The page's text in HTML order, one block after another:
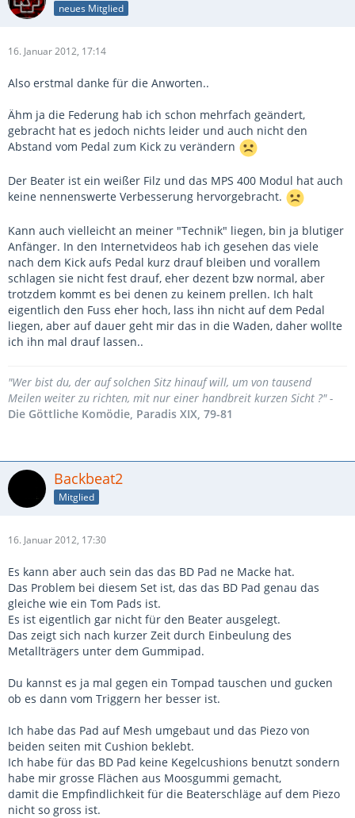
neues Mitglied
16. Januar 2012, 17:14
Also erstmal danke für die Anworten..
Ähm ja die Federung hab ich schon mehrfach geändert,
gebracht hat es jedoch nichts leider und auch nicht den
Abstand vom Pedal zum Kick zu verändern
Der Beater ist ein weißer Filz und das MPS 400 Modul hat auch
keine nennenswerte Verbesserung hervorgebracht.
Kann auch vielleicht an meiner "Technik" liegen, bin ja blutiger
Anfänger. In den Internetvideos hab ich gesehen das viele
nach dem Kick aufs Pedal kurz drauf bleiben und vorallem
schlagen sie nicht fest drauf, eher dezent bzw normal, aber
trotzdem kommt es bei denen zu keinem prellen. Ich halt
eigentlich den Fuss eher hoch, lass ihn nicht auf dem Pedal
liegen, aber auf dauer geht mir das in die Waden, daher wollte
ich ihn mal drauf lassen..
"Wer bist du, der auf solchen Sitz hinauf will, um von tausend
Meilen weiter zu richten, mit nur einer handbreit kurzen Sicht ?" -
Die Göttliche Komödie, Paradis XIX, 79-81
Backbeat2
Mitglied
16. Januar 2012, 17:30
Es kann aber auch sein das das BD Pad ne Macke hat.
Das Problem bei diesem Set ist, das das BD Pad genau das
gleiche wie ein Tom Pads ist.
Es ist eigentlich gar nicht für den Beater ausgelegt.
Das zeigt sich nach kurzer Zeit durch Einbeulung des
Metallträgers unter dem Gummipad.
Du kannst es ja mal gegen ein Tompad tauschen und gucken
ob es dann vom Triggern her besser ist.
Ich habe das Pad auf Mesh umgebaut und das Piezo von
beiden seiten mit Cushion beklebt.
Ich habe für das BD Pad keine Kegelcushions benutzt sondern
habe mir grosse Flächen aus Moosgummi gemacht,
damit die Empfindlichkeit für die Beaterschläge auf dem Piezo
nicht so gross ist.